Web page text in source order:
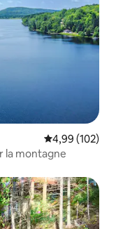
Note
4,99 (102)
la montagne